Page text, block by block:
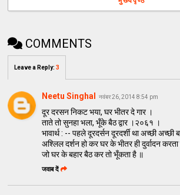
COMMENTS
Leave a Reply:3
Neetu Singhal नवंबर 26, 2014 8:54 pm
दूर दरसन निकट भया, घर भीतर दे गार ।
ताते तो सुनहा भला, भूँके बैठ द्वार ।२०६१ ।
भावार्थ : -- पहले दूरदर्सन दूरदर्शी था अच्छी अच्छी
अश्लिल दर्शन हो कर घर के भीतर ही दुर्वादन
जो घर के बहार बैठ कर तो भूँकता है ॥
जवाब दें